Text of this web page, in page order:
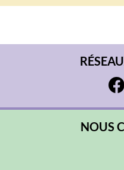
NOUS